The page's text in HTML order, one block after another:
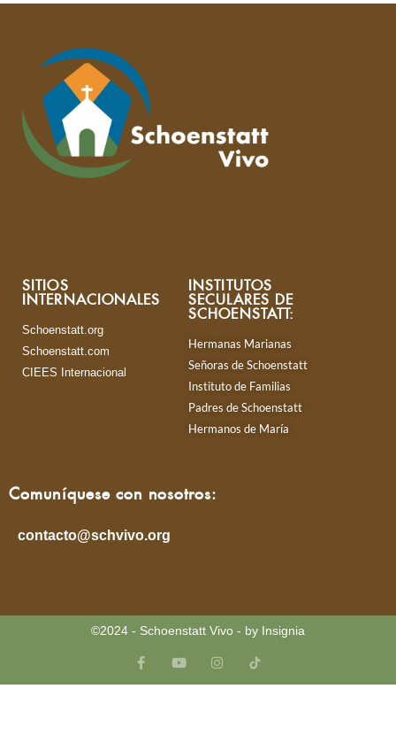
SITIOS
INTERNACIONALES
Schoenstatt.org
Schoenstatt.com
CIEES Internacional
INSTITUTOS
SECULARES DE
SCHOENSTATT:
Hermanas Marianas
Señoras de Schoenstatt
Instituto de Familias
Padres de Schoenstatt
Hermanos de María
Comuníquese con nosotros:
contacto@schvivo.org
©2024 - Schoenstatt Vivo - by Insignia